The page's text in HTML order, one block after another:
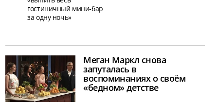
гостиничный мини-бар
за одну ночь»
Меган Маркл снова
запуталась в
воспоминаниях о своём
«бедном» детстве